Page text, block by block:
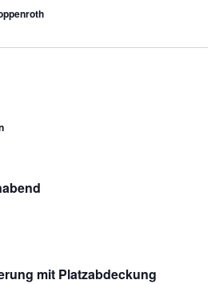
mit Platzabdeckung